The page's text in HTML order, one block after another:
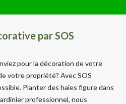
par SOS
pour la décoration de votre
votre propriété? Avec SOS
Planter des haies figure dans
professionnel, nous